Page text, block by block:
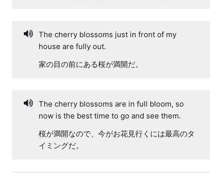
The cherry blossoms just in front of my
house are fully out.
家の目の前にある桜が満開だ。
The cherry blossoms are in full bloom, so
now is the best time to go and see them.
桜が満開なので、今がお花見行くには最高のタ
イミングだ。